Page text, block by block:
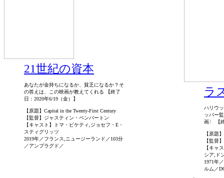
21世紀の資本
あなたが金持ちになるか、貧乏になるか？そ
の答えは、この映画が教えてくれる 【終了
日：2020年6/19（金）】
【原題】Capital in the Twenty-First Century
【監督】ジャスティン・ペンバートン
【キャスト】トマ・ピケティ,ジョセフ・E・
スティグリッツ
2019年／フランス,ニュージーランド／103分
／アンプラグド／
ラ
ハリウ
ッパー
画〉 【
【原題
【監督
【キャ
シア,ド
1971年
ルム／